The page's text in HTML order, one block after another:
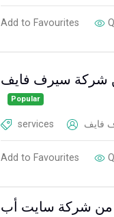
Add to Favourites
شركة سيرف فايف
Popular
services فايف
Add to Favourites